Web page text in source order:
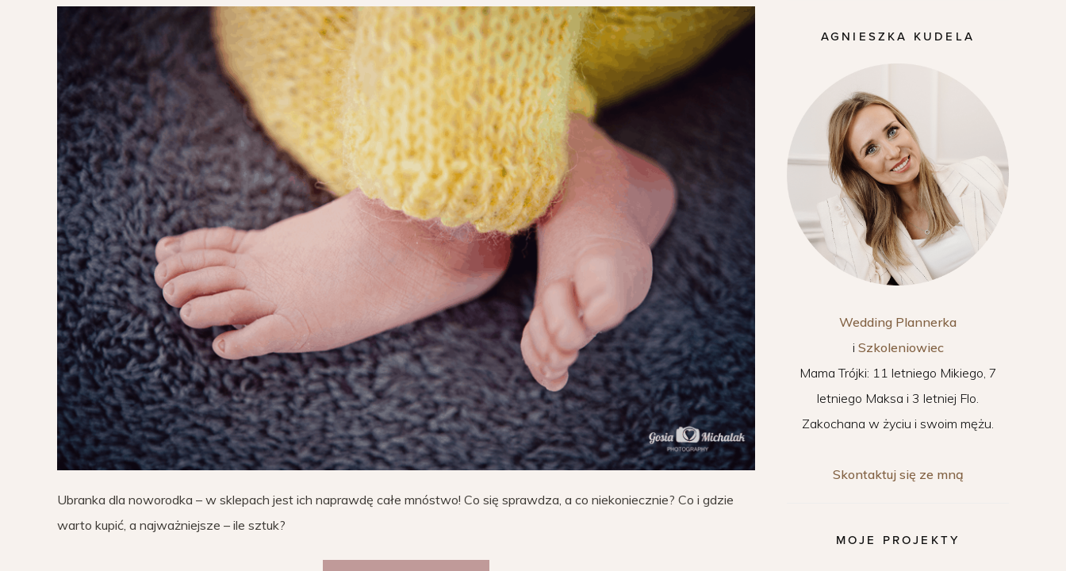
Ubranka dla noworodka – w sklepach jest ich naprawdę całe mnóstwo! Co się sprawdza, a co niekoniecznie? Co i gdzie
warto kupić, a najważniejsze – ile sztuk?
AGNIESZKA KUDELA
Wedding Plannerka
i Szkoleniowiec
Mama Trójki: 11 letniego Mikiego, 7
letniego Maksa i 3 letniej Flo.
Zakochana w życiu i swoim mężu.
Skontaktuj się ze mną
MOJE PROJEKTY